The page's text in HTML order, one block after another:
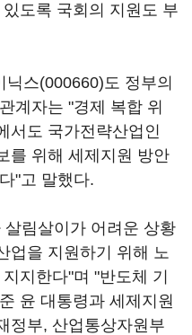
도록 국회의 지원도 부
닉스(000660)도 정부의
계자는 "경제 복합 위
서도 국가전략산업인
를 위해 세제지원 방안
"고 말했다.
림살이가 어려운 상황
업을 지원하기 위해 노
지한다"며 "반도체 기
윤 대통령과 세제지원
정부, 산업통상자원부